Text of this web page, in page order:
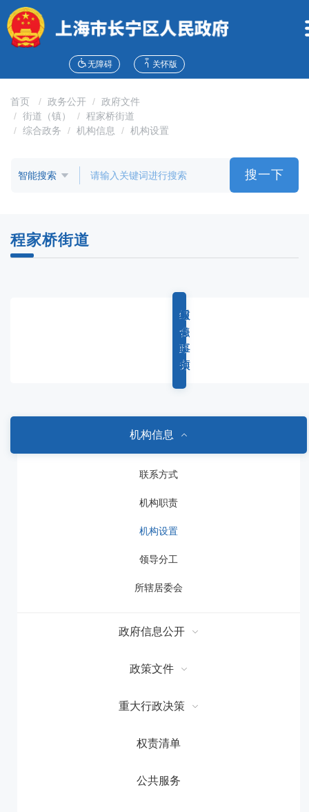
障
碍
说
无障碍 关怀版
首页 政务公开
政府文件
街道（镇）
程家桥街道
综合政务
机构信息 机构设置
搜一下
程家桥街道
综
合
政
务
重
点
工
作
权
力
事
项
服
务
事
项
机构信息
联系方式
机构职责
机构设置
领导分工
所辖居委会
政府信息公开
政策文件
重大行政决策
权责清单
公共服务